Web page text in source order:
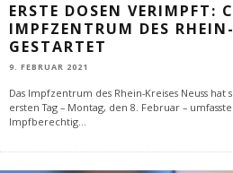
ERSTE DOSEN VERIMPFT:
IMPFZENTRUM DES
GESTARTET
9. FEBRUAR 2021
Das Impfzentrum des Rhein-Kreises Neuss
ersten Tag – Montag, den 8. Februar –
Impfberechtig...